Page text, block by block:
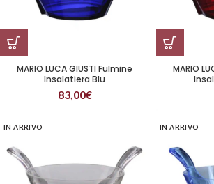
MARIO LUCA GIUSTI Fulmine
Insalatiera Blu
83,00€
MARIO
IN ARRIVO IN ARRIVO